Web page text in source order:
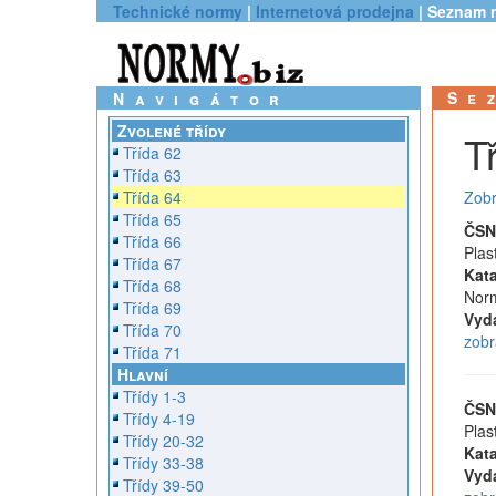
Technické normy | Internetová prodejna | Seznam
Navigátor
Zvolené třídy
Třída 62
Třída 63
Třída 64
Třída 65
Třída 66
Třída 67
Třída 68
Třída 69
Třída 70
Třída 71
Hlavní
Třídy 1-3
Třídy 4-19
Třídy 20-32
Třídy 33-38
Třídy 39-50